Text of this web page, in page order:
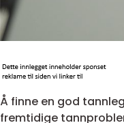
Å finne en god
fremtidige